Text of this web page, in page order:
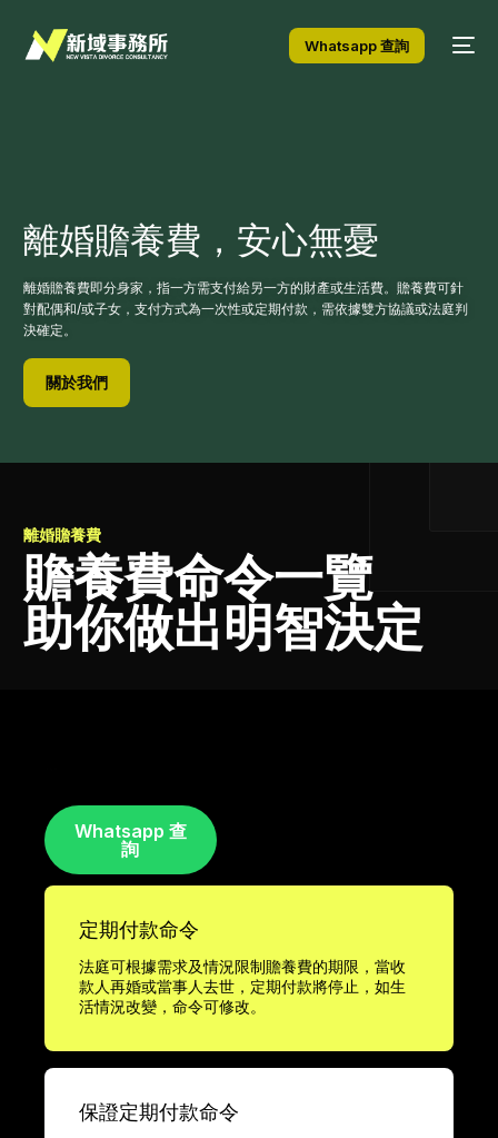
Whatsapp 查詢
離婚贍養費， 安心無憂
離婚贍養費即分身家，指一方需支付給另一方的財產或生活費。贍養費可針
對配偶和/或子女，支付方式為一次性或定期付款，需依據雙方協議或法庭判
決確定。
關於我們
離婚贍養費
贍養費命令一覽
助你做出明智決定
Whatsapp 查
詢
定期付款命令
法庭可根據需求及情況限制贍養費的期限，當收
款人再婚或當事人去世，定期付款將停止，如生
活情況改變，命令可修改。
保證定期付款命令